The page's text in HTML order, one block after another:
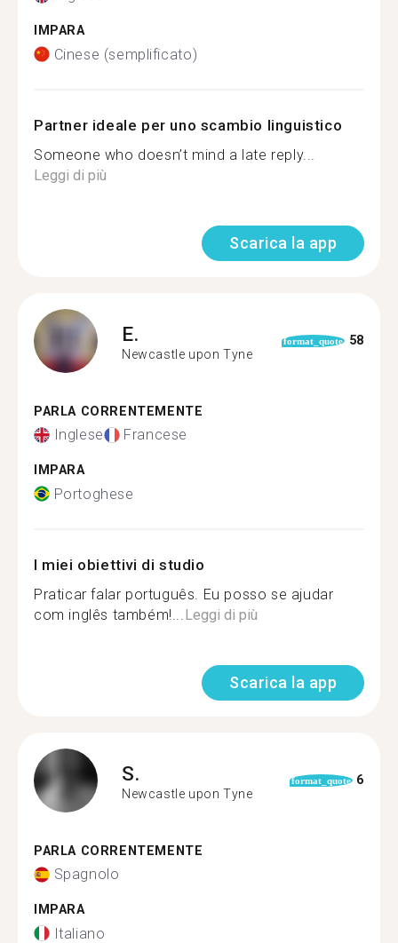
IMPARA
Cinese (semplificato)
Partner ideale per uno scambio linguistico
Someone who doesn’t mind a late reply...
Leggi di più
Scarica la app
E.
Newcastle upon Tyne
format_quote 58
PARLA CORRENTEMENTE
Inglese Francese
IMPARA
Portoghese
I miei obiettivi di studio
Praticar falar português. Eu posso se ajudar
com inglês também!... Leggi di più
Scarica la app
S.
Newcastle upon Tyne
format_quote 6
PARLA CORRENTEMENTE
Spagnolo
IMPARA
Italiano